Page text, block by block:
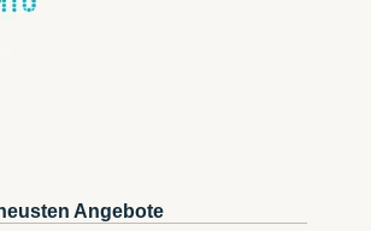
Angebote